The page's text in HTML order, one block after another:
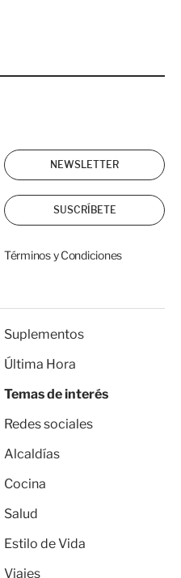
NEWSLETTER
SUSCRÍBETE
Términos y Condiciones
Suplementos
Última Hora
Temas de interés
Redes sociales
Alcaldías
Cocina
Salud
Estilo de Vida
Viajes